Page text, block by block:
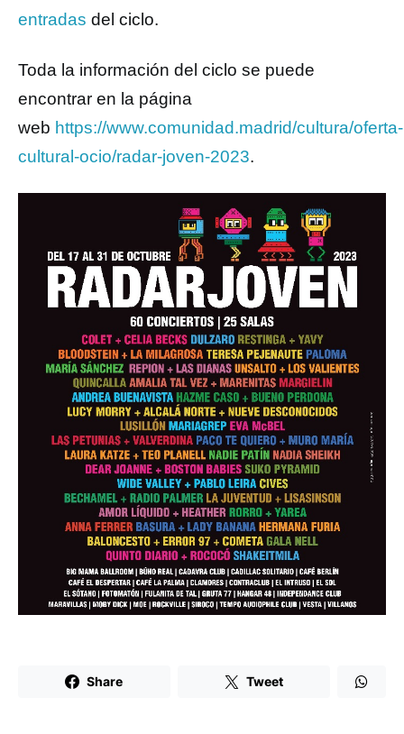
entradas del ciclo.
Toda la información del ciclo se puede
encontrar en la página
web https://www.comunidad.madrid/cultura/oferta-
cultural-ocio/radar-joven-2023.
Share Tweet